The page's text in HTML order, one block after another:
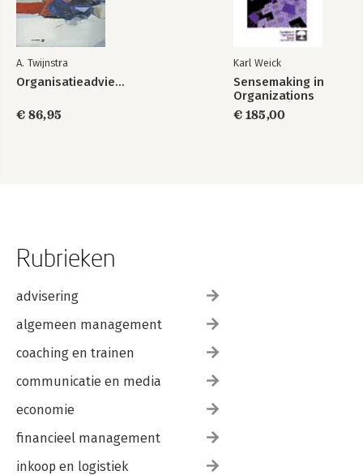
De esthetiek van werkprocessen in organisaties
Kritische reflectie en vooruitblik
Een vergelijkende beschouwing
Auteurs
A. Twijnstra
Organisatieadvieswerk
€ 86,95
Karl Weick
Sensemaking in
Organizations
€ 185,00
Rubrieken
advisering
algemeen management
coaching en trainen
communicatie en media
economie
financieel management
inkoop en logistiek